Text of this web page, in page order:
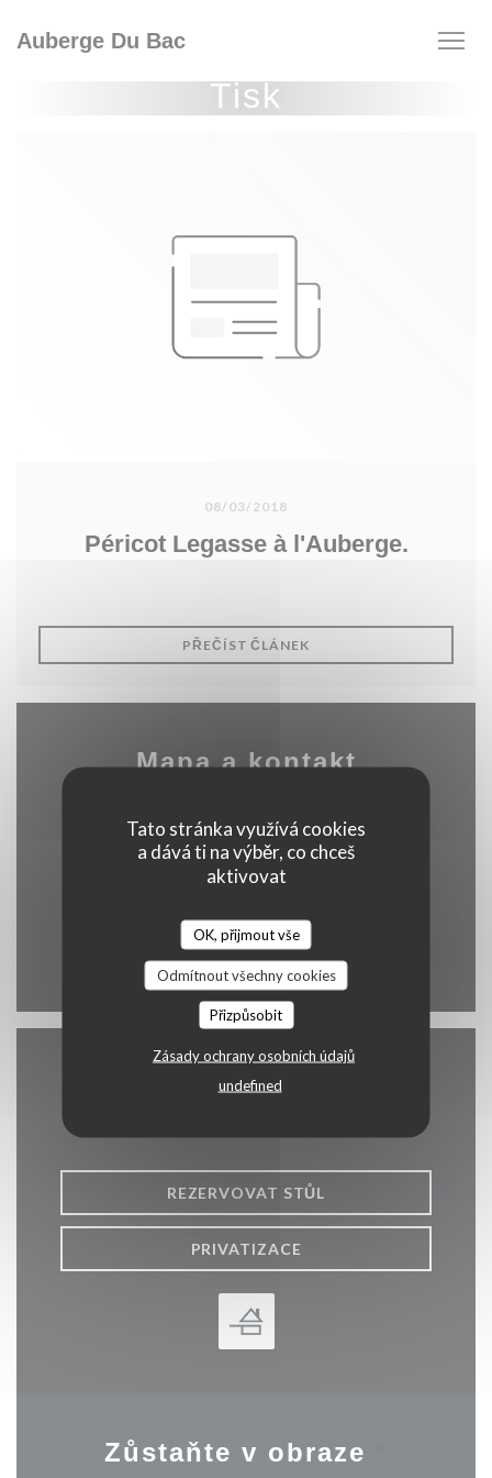
Tato stránka využívá cookies
a dává ti na výběr, co chceš
aktivovat
OK, přijmout vše
Odmítnout všechny cookies
Přizpůsobit
Zásady ochrany osobních údajů
undefined
Auberge Du Bac
Tisk
08/03/2018
Péricot Legasse à l'Auberge.
PŘEČÍST ČLÁNEK((OTEVŘE SE V NOVÉM
Mapa a kontakt
2 rue alphonse callais 76480 jumieges
Facebook ((otevře se v
Kontaktujte nás
REZERVOVAT STŮL
PRIVATIZACE
Zůstaňte v obraze